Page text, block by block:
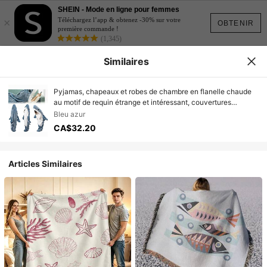
OBTENIR
×
SHEIN - Mode en ligne pour femmes
Téléchargez l’app & obtenez -30% sur votre
première commande !
(1,345)
Similaires
Pyjamas, chapeaux et robes de chambre en flanelle chaude
au motif de requin étrange et intéressant, couvertures
convenant pour le costume d'Halloween, jeu de rôle
Bleu azur
CA$32.20
Articles Similaires